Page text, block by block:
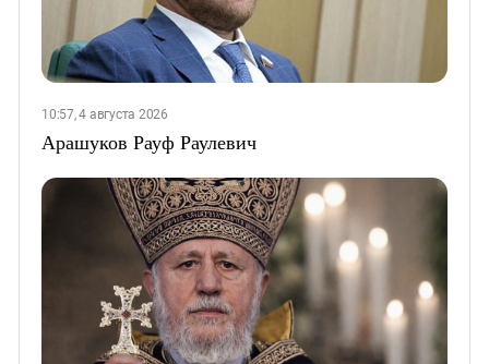
10:57, 4 августа 2026
Арашуков Рауф Раулевич